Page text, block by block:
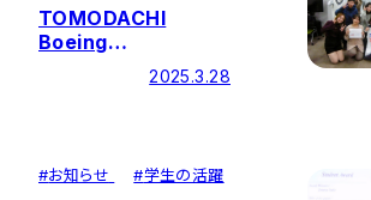
TOMODACHI
Boeing
Entrepreneurship
Seminar 2024に本
2025.3.28
#お知らせ #学生の活躍